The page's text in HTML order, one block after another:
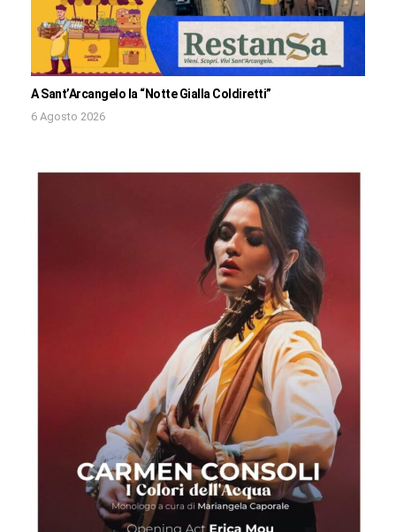
A Sant’Arcangelo la “Notte Gialla Coldiretti”
6 Agosto 2026